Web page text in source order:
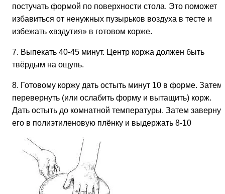
постучать формой по поверхности стола. Это поможет
избавиться от ненужных пузырьков воздуха в тесте и
избежать «вздутия» в готовом корже.
7. Выпекать 40-45 минут. Центр коржа должен быть
твёрдым на ощупь.
8. Готовому коржу дать остыть минут 10 в форме. Затем
перевернуть (или ослабить форму и вытащить) корж.
Дать остыть до комнатной температуры. Затем
его в полиэтиленовую плёнку и выдержать 8-10